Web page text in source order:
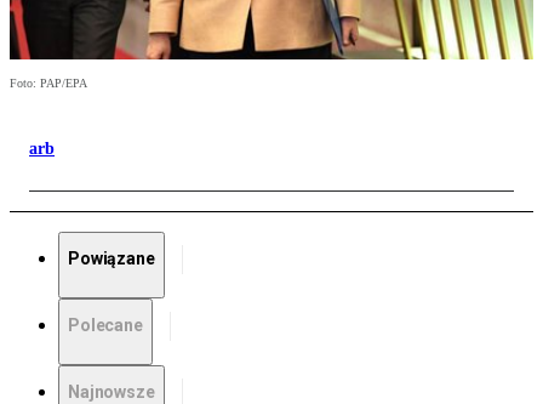
Foto: PAP/EPA
arb
Powiązane
Polecane
Najnowsze